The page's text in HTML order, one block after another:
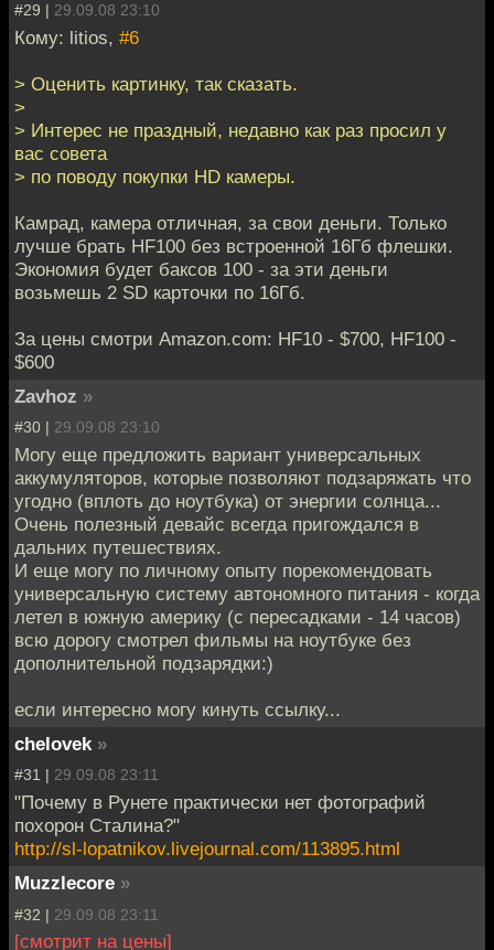
#29 | 29.09.08 23:10
Кому: litios, #6
> Оценить картинку, так сказать.
>
> Интерес не праздный, недавно как раз просил у
вас совета
> по поводу покупки HD камеры.
Камрад, камера отличная, за свои деньги. Только
лучше брать HF100 без встроенной 16Гб флешки.
Экономия будет баксов 100 - за эти деньги
возьмешь 2 SD карточки по 16Гб.
За цены смотри Amazon.com: HF10 - $700, HF100 -
$600
Zavhoz »
#30 | 29.09.08 23:10
Могу еще предложить вариант универсальных
аккумуляторов, которые позволяют подзаряжать что
угодно (вплоть до ноутбука) от энергии солнца...
Очень полезный девайс всегда пригождался в
дальних путешествиях.
И еще могу по личному опыту порекомендовать
универсальную систему автономного питания - когда
летел в южную америку (с пересадками - 14 часов)
всю дорогу смотрел фильмы на ноутбуке без
дополнительной подзарядки:)
если интересно могу кинуть ссылку...
chelovek »
#31 | 29.09.08 23:11
"Почему в Рунете практически нет фотографий
похорон Сталина?"
http://sl-lopatnikov.livejournal.com/113895.html
Muzzlecore »
#32 | 29.09.08 23:11
[смотрит на цены]